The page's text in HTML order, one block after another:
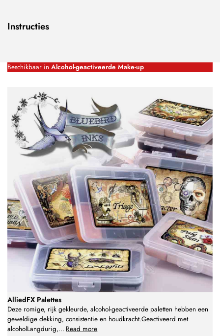
Instructies
Beschikbaar in Alcohol-geactiveerde Make-up
AlliedFX Palettes
Deze romige, rijk gekleurde, alcohol-geactiveerde paletten hebben een
geweldige dekking, consistentie en houdkracht.Geactiveerd met
alcoholLangdurig,... Read more